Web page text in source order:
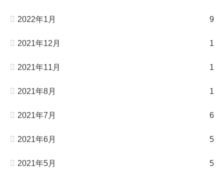
2022年1月 9
2021年12月 1
2021年11月 1
2021年8月 1
2021年7月 6
2021年6月 5
2021年5月 5